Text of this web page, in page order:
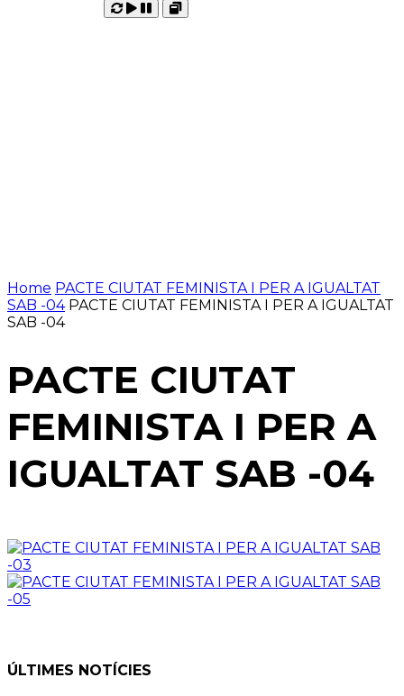
Carregant
Reproduir
Pausar
Open
Home PACTE CIUTAT FEMINISTA I PER A IGUALTAT
SAB -04 PACTE CIUTAT FEMINISTA I PER A IGUALTAT
SAB -04
PACTE CIUTAT
FEMINISTA I PER A
IGUALTAT SAB -04
ÚLTIMES NOTÍCIES